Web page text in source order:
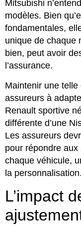
Mitsubishi
modèles. Bien
fondamentales,
unique de chaque
bien, peut avoir
l’assurance.
Maintenir une
assureurs à
Renault sportive
différente d’une
Les assureurs
pour répondre
chaque véhicule,
la personnalisation.
L’impact